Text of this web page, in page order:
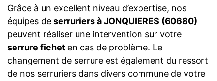
Grâce à un excellent niveau d’expertise, nos
équipes deserruriers à JONQUIERES (60680)
peuvent réaliser une intervention sur votre
serrure fichet en cas de problème. Le
changement de serrure est également du ressort
de nos serruriers dans divers commune de votre